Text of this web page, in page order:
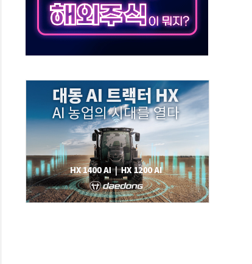
협에 맞설 자체 억지력 강화